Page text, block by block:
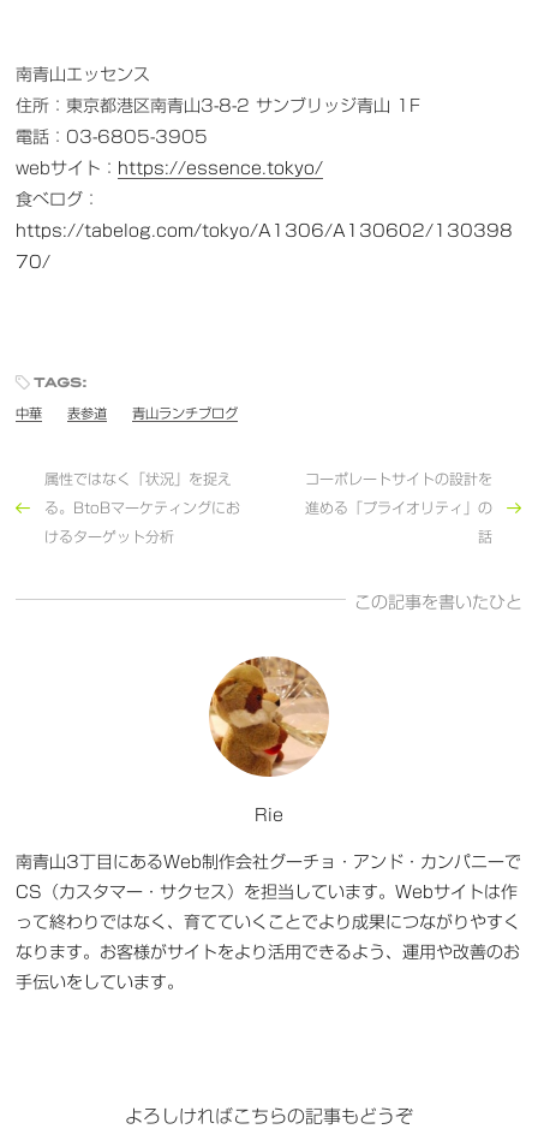
南青山エッセンス
住所：東京都港区南青山3-8-2 サンブリッジ青山 1F
電話：03-6805-3905
webサイト： https://essence.tokyo/
食べログ：
https://tabelog.com/tokyo/A1306/A130602/130398
70/
tags:
中華 表参道 青山ランチブログ
属性ではなく「状況」を捉え
る。BtoBマーケティングにお
けるターゲット分析
コーポレートサイトの設計を
進める「プライオリティ」の
話
この記事を書いたひと
Rie
南青山3丁目にあるWeb制作会社グーチョ・アンド・カンパニーで
CS（カスタマー・サクセス）を担当しています。Webサイトは作
って終わりではなく、育てていくことでより成果につながりやすく
なります。お客様がサイトをより活用できるよう、運用や改善のお
手伝いをしています。
よろしければこちらの記事もどうぞ